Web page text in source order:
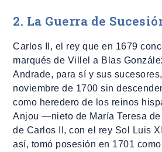
2. La Guerra de
Carlos II, el rey que en 1679
marqués de Villel a Blas
Andrade, para sí y sus
noviembre de 1700 sin
como heredero de los reinos
Anjou ―nieto de María Teresa de
de Carlos II, con el rey Sol Luis
así, tomó posesión en 1701